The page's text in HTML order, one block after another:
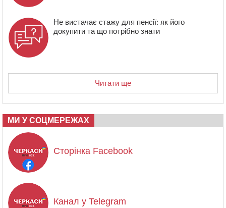
Не вистачає стажу для пенсії: як його
докупити та що потрібно знати
Читати ще
МИ У СОЦМЕРЕЖАХ
Сторінка Facebook
Канал у Telegram